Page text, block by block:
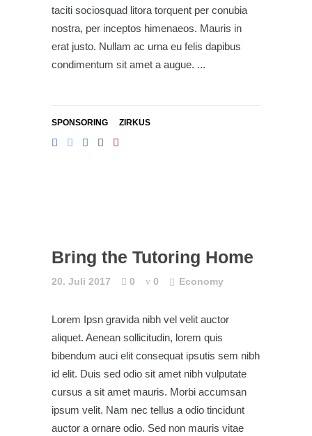
taciti sociosquad litora torquent per conubia
nostra, per inceptos himenaeos. Mauris in
erat justo. Nullam ac urna eu felis dapibus
condimentum sit amet a augue.
SPONSORING ZIRKUS
Bring the Tutoring Home
20. Juli 2017 0 0 Economy
Lorem Ipsn gravida nibh vel velit auctor
aliquet. Aenean sollicitudin, lorem quis
bibendum auci elit consequat ipsutis sem nibh
id elit. Duis sed odio sit amet nibh vulputate
cursus a sit amet mauris. Morbi accumsan
ipsum velit. Nam nec tellus a odio tincidunt
auctor a ornare odio. Sed non mauris vitae